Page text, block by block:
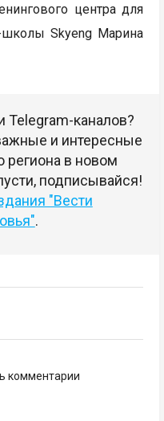
центра для
школы Skyeng Марина
Telegram-каналов?
и интересные
региона в новом
подписывайся!
"Вести
.
комментарии